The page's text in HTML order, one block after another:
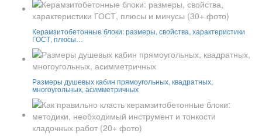
Керамзитобетонные блоки: размеры, свойства, характеристики
ГОСТ, плюсы…
Размеры душевых кабин прямоугольных, квадратных,
многоугольных, асимметричных